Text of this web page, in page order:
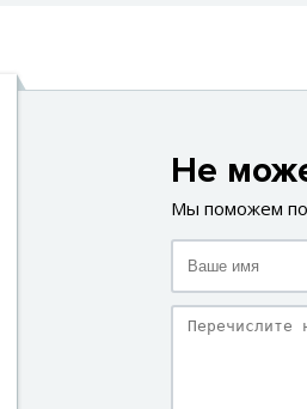
Не
Мы поможем